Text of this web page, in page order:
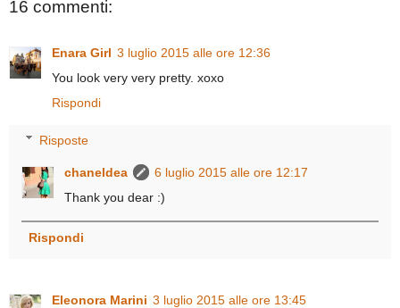
16 commenti:
Enara Girl 3 luglio 2015 alle ore 12:36
You look very very pretty. xoxo
Rispondi
Risposte
chaneldea
6 luglio 2015 alle ore 12:17
Thank you dear :)
Rispondi
Eleonora Marini 3 luglio 2015 alle ore 13:45